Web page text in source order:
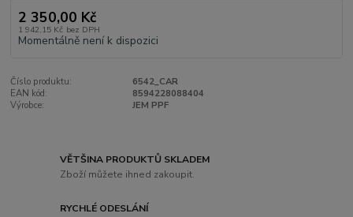
2 350,00 Kč
1 942,15 Kč bez DPH
Momentálně není k dispozici
Číslo produktu:
6542_CAR
EAN kód:
8594228088404
Výrobce:
JEM PPF
VĚTŠINA PRODUKTŮ SKLADEM
Zboží můžete ihned zakoupit.
RYCHLÉ ODESLÁNÍ